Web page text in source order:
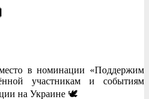
в номинации «Поддержим
участникам и событиям
на Украине 🕊️